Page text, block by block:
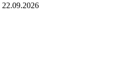
22.09.2026